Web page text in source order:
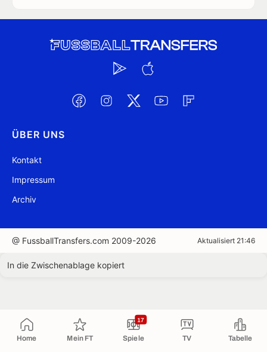
Home Mein FT Spiele
17
TV Tabelle
ÜBER UNS
Kontakt
Impressum
Archiv
@ FussballTransfers.com 2009-2026 Aktualisiert 21:46
In die Zwischenablage kopiert